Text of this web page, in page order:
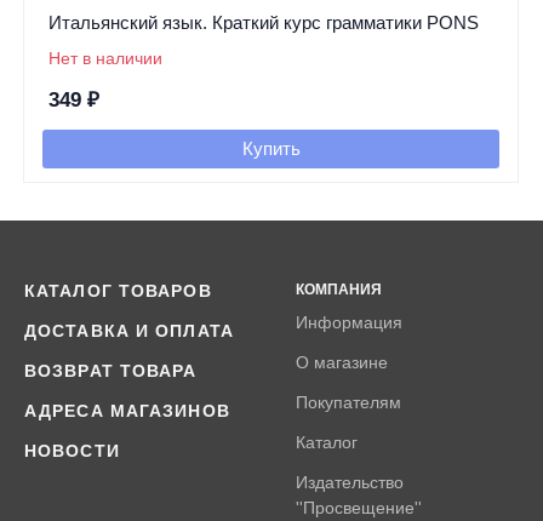
Итальянский язык. Краткий курс грамматики PONS
Нет в наличии
349 ₽
Купить
КАТАЛОГ ТОВАРОВ
ДОСТАВКА И ОПЛАТА
ВОЗВРАТ ТОВАРА
АДРЕСА МАГАЗИНОВ
НОВОСТИ
КОМПАНИЯ
Информация
О магазине
Покупателям
Каталог
Издательство
''Просвещение''